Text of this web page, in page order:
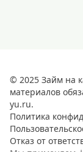
© 2025 Займ на
материалов
yu.ru.
Политика
Отказ от